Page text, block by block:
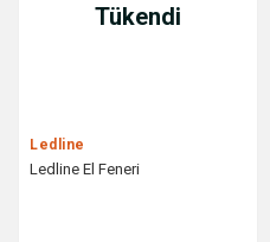
Tükendi
Ledline
Ledline El Feneri